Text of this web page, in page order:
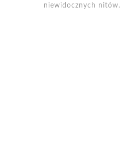
niewidocznych nitów.